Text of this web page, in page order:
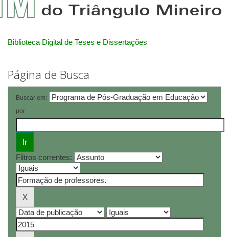
Biblioteca Digital de Teses e Dissertações
Página de Busca
Buscar em:
por
Filtros correntes: